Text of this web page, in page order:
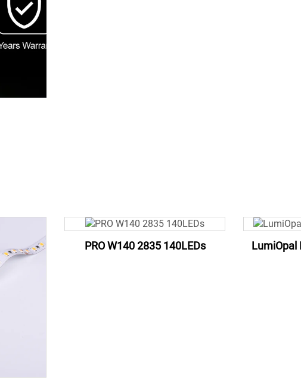
PRO W140 2835 140LEDs LumiOpal